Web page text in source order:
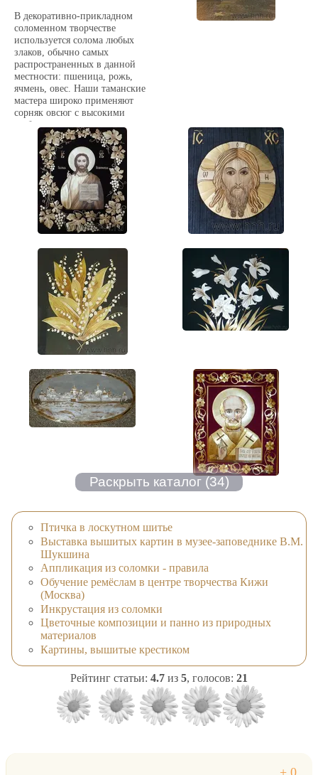
В декоративно-прикладном
соломенном творчестве
используется солома любых
злаков, обычно самых
распространенных в данной
местности: пшеница, рожь,
ячмень, овес. Наши таманские
мастера широко применяют
сорняк овсюг с высокими
стеблями.
Птичка в лоскутном шитье
Выставка вышитых картин в музее-заповеднике В.М.
Шукшина
Аппликация из соломки - правила
Обучение ремёслам в центре творчества Кижи
(Москва)
Инкрустация из соломки
Цветочные композиции и панно из природных
материалов
Картины, вышитые крестиком
Рейтинг статьи: 4.7 из 5, голосов: 21